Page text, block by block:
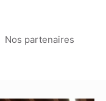
Nos partenaires